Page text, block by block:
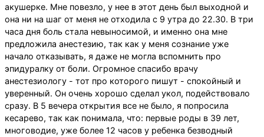
акушерке. Мне повезло, у нее в этот день был выходной и
она ни на шаг от меня не отходила с 9 утра до 22.30. В три
часа дня боль стала невыносимой, и именно она мне
предложила анестезию, так как у меня сознание уже
начало отказывать, я даже не могла вспомнить про
эпидуралку от боли. Огромное спасибо врачу
анестезиологу - тот про которого пишут - спокойный и
уверенный. Он очень хорошо сделал укол, подействовало
сразу. В 5 вечера открытия все не было, я попросила
кесарево, так как понимала, что: первые роды в 39 лет,
многоводие, уже более 12 часов у ребенка безводный